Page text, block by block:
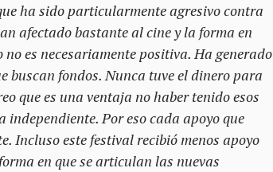
ha sido particularmente agresivo contra
afectado bastante al cine y la forma en
es necesariamente positiva. Ha generado
buscan fondos. Nunca tuve el dinero para
que es una ventaja no haber tenido esos
Por eso cada apoyo que
Incluso este festival recibió menos apoyo
en que se articulan las nuevas